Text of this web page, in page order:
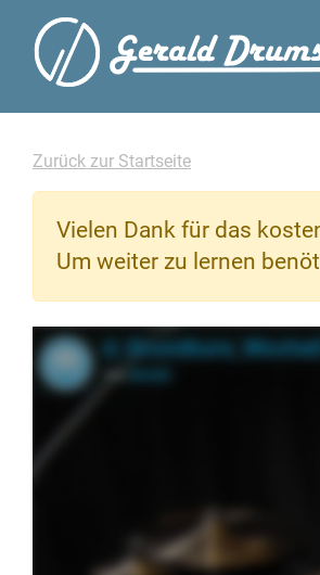
Zurück zur Startseite
Vielen Dank für das
Um weiter zu lernen